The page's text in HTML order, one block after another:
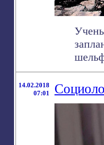
14.02.2018
07:01